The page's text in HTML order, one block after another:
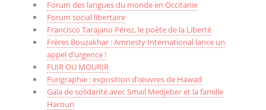
Forum des langues du monde en Occitanie
Forum social libertaire
Francisco Tarajano Pérez, le poète de la Liberté
Frères Bouzakhar : Amnesty International lance un
appel d’urgence !
FUIR OU MOURIR
Furigraphie : exposition d’œuvres de Hawad
Gala de solidarité avec Smaïl Medjeber et la famille
Haroun